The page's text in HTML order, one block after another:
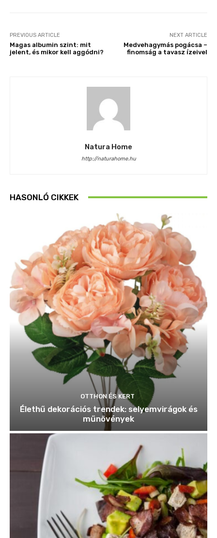
PREVIOUS ARTICLE
Magas albumin szint: mit
jelent, és mikor kell aggódni?
NEXT ARTICLE
Medvehagymás pogácsa –
finomság a tavasz ízeivel
Natura Home
http://naturahome.hu
HASONLÓ CIKKEK
OTTHON ÉS KERT
Élethű dekorációs trendek: selyemvirágok és
műnövények